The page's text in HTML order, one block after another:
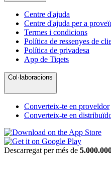
Centre d'ajuda
Centre d'ajuda per a
Termes i condicions
Política de ressenyes de
Política de privadesa
App de Tiqets
Col·laboracions
Converteix-te en proveïdor
Converteix-te en
Descarregat per més de